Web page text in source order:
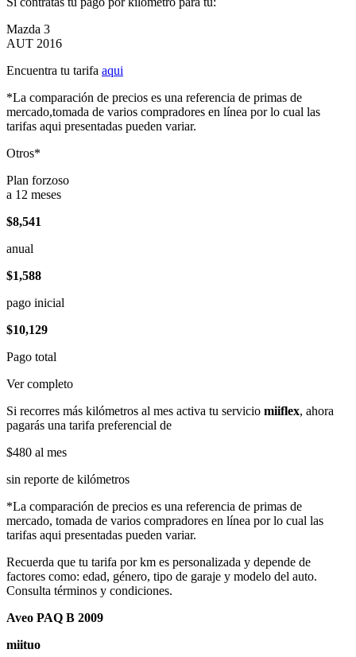
Mazda 3
AUT 2016
Encuentra tu tarifa aqui
*La comparación de precios es una referencia de primas de
mercado,tomada de varios compradores en línea por lo cual las
tarifas aqui presentadas pueden variar.
Otros*
Plan forzoso
a 12 meses
$8,541
anual
$1,588
pago inicial
$10,129
Pago total
Ver completo
Si recorres más kilómetros al mes activa tu servicio miiflex, ahora
pagarás una tarifa preferencial de
$480 al mes
sin reporte de kilómetros
*La comparación de precios es una referencia de primas de
mercado, tomada de varios compradores en línea por lo cual las
tarifas aqui presentadas pueden variar.
Recuerda que tu tarifa por km es personalizada y depende de
factores como: edad, género, tipo de garaje y modelo del auto.
Consulta términos y condiciones.
Aveo PAQ B 2009
miituo